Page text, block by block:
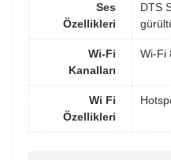
Ses
Özellikleri
DTS
Wi-Fi
Kanalları
Wi-Fi
Wi Fi
Özellikleri